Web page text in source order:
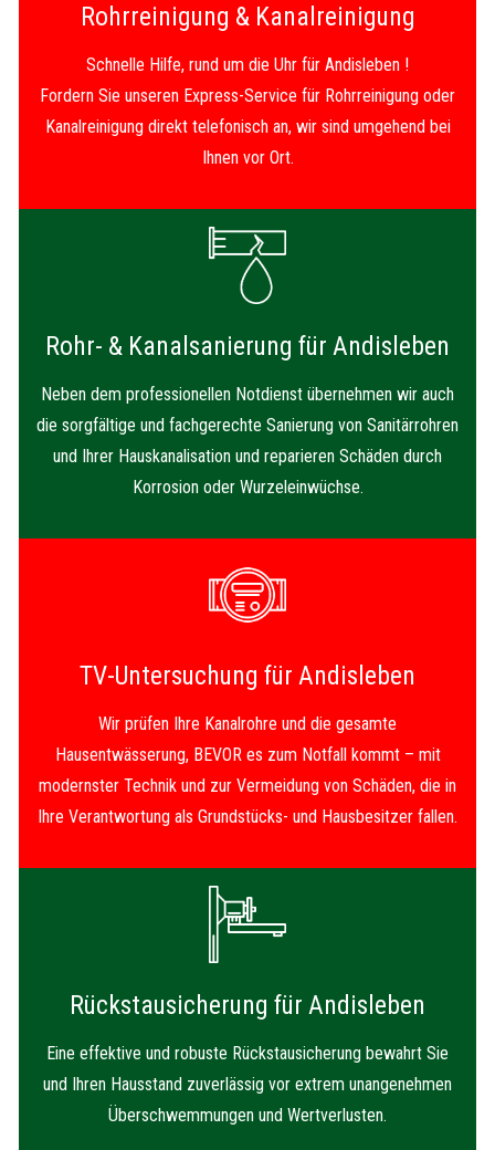
Rohrreinigung & Kanalreinigung
Schnelle Hilfe, rund um die Uhr für Andisleben !
Fordern Sie unseren Express-Service für Rohrreinigung oder
Kanalreinigung direkt telefonisch an, wir sind umgehend bei
Ihnen vor Ort.
Rohr- & Kanalsanierung für Andisleben
Neben dem professionellen Notdienst übernehmen wir auch
die sorgfältige und fachgerechte Sanierung von Sanitärrohren
und Ihrer Hauskanalisation und reparieren Schäden durch
Korrosion oder Wurzeleinwüchse.
TV-Untersuchung für Andisleben
Wir prüfen Ihre Kanalrohre und die gesamte
Hausentwässerung, BEVOR es zum Notfall kommt – mit
modernster Technik und zur Vermeidung von Schäden, die in
Ihre Verantwortung als Grundstücks- und Hausbesitzer fallen.
Rückstausicherung für Andisleben
Eine effektive und robuste Rückstausicherung bewahrt Sie
und Ihren Hausstand zuverlässig vor extrem unangenehmen
Überschwemmungen und Wertverlusten.